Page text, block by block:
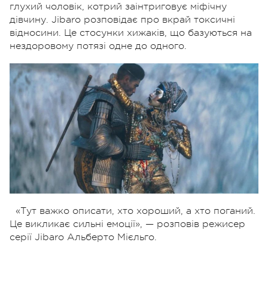
глухий чоловік, котрий заінтриговує міфічну
дівчину. Jibaro розповідає про вкрай токсичні
відносини. Це стосунки хижаків, що базуються на
нездоровому потязі одне до одного.
«Тут важко описати, хто хороший, а хто поганий.
Це викликає сильні емоції», — розповів режисер
серії Jibaro Альберто Мієльго.